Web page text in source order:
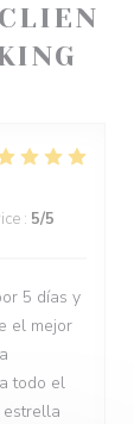
: 5/5
5 días y
el mejor
todo el